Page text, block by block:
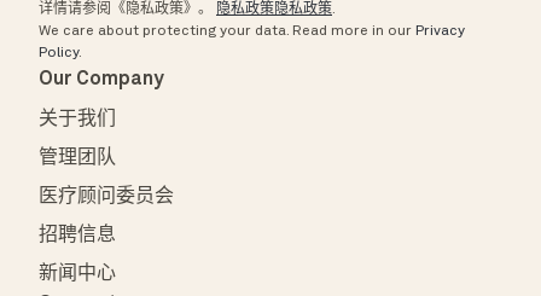
详情请参阅《隐私政策》。
隐私政策隐私政策.
We care about protecting your data. Read more in our Privacy
Policy.
Our Company
关于我们
管理团队
医疗顾问委员会
招聘信息
新闻中心